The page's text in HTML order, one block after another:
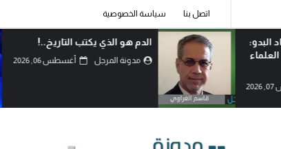
اتصل بنا سياسة الخصوصية
الدم هو الذي يكتب التاريخ..!
مدونة المرجل أغسطس 06, 2026